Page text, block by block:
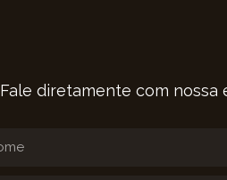
Fale diretamente com nossa